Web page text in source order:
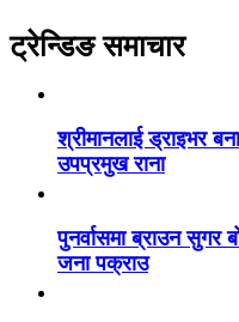
ट्रेन्डिङ समाचार
श्रीमानलाई ड्राइभर
उपप्रमुख राना
पुनर्वासमा ब्राउन
जना पक्राउ